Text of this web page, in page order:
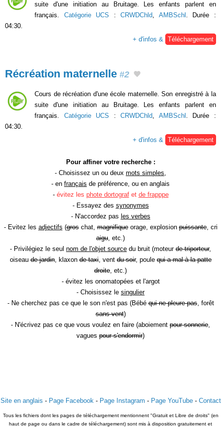
suite d'une initiation au Bruitage. Les enfants parlent en
français. Catégorie UCS :CRWDChld, AMBSchl . Durée :
04:30.
+ d'infos & Téléchargement
Récréation maternelle #2
Cours de récréation d'une école maternelle. Son enregistré à la
suite d'une initiation au Bruitage. Les enfants parlent en
français. Catégorie UCS :CRWDChld AMBSchl
. Durée :
04:30.
+ d'infos &
Téléchargement
Pour affiner votre recherche :
- Choisissez un ou deux mots simples
- en français de préférence, ou en anglais
- évitez les phote dortografet de frapppe
- Essayez des synonymes
- N'accordez pas les verbes
- Evitez les adjectifs (groschat,magnifiqueorage, explosionpuissante, cri
aigu , etc.)
- Privilégiez le seul nom de l'objet source du bruit (moteur de triporteur,
oiseaude jardin, klaxonde taxi, ventdu soir, poulequi a mal à la patte
droite , etc.)
- évitez les onomatopées et l'argot
- Choisissez le singulier
- Ne cherchez pas ce que le son n'est pas (Bébéqui ne pleure pas, forêt
sans vent)
- N'écrivez pas ce que vous voulez en faire (aboiement pour sonnerie
vagues pour s'endormir)
Site en anglais - Page Facebook - Page Instagram - Page YouTube- Contact
Tous les fichiers dont les pages de téléchargement mentionnent "Gratuit et Libre de droits" (en
haut de page ou dans le cadre de téléchargement) sont mis à disposition gratuitement et